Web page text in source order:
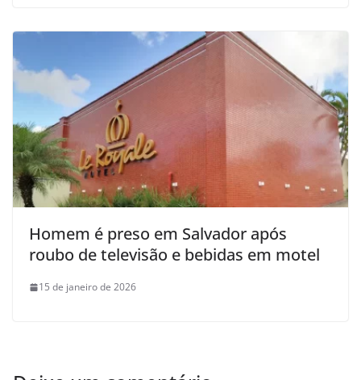
Homem é preso em Salvador após
roubo de televisão e bebidas em motel
15 de janeiro de 2026